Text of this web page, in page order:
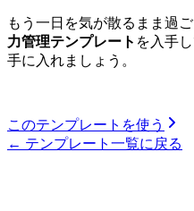
もう一日を気が散るまま過
力管理テンプレート を入手
手に入れましょう。
このテンプレートを使う
← テンプレート一覧に戻る